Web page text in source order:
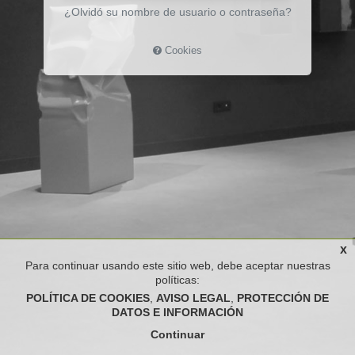
¿Olvidó su nombre de usuario o contraseña?
Cookies
Para continuar usando este sitio web, debe aceptar nuestras
políticas:
POLÍTICA DE COOKIES AVISO LEGAL
PROTECCIÓN DE
DATOS E INFORMACIÓN
Continuar
x